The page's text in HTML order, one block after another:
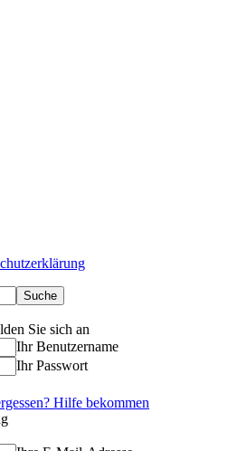
Sie sich an
Ihr Benutzername
Ihr Passwort
Hilfe bekommen